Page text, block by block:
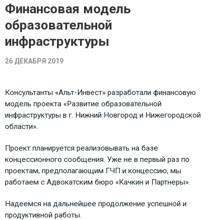
Финансовая модель
образовательной
инфраструктуры
26 ДЕКАБРЯ 2019
Консультанты «Альт-Инвест» разработали финансовую
модель проекта «Развитие образовательной
инфраструктуры в г. Нижний Новгород и Нижегородской
области».
Проект планируется реализовывать на базе
концессионного сообщения. Уже не в первый раз по
проектам, предполагающим ГЧП и концессию, мы
работаем с Адвокатским бюро «Качкин и Партнеры».
Надеемся на дальнейшее продолжение успешной и
продуктивной работы.